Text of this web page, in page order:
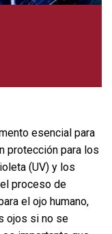
esencial para
protección para los
(UV) y los
proceso de
el ojo humano,
ojos si no se